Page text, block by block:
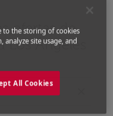
ofertas de
Los Ángeles
ruta (origen y / o
to the storing of cookies
analyze site usage, and
All Cookies